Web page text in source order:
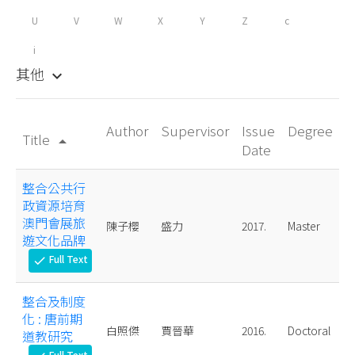
U V W X Y Z c
i
其他 keyboard_arrow_down
Title arrow_drop_up
Author Supervisor
Issue
Date
Degree
整合公共行
政資源培育
澳門會展旅
遊文化品牌
check Full Text
陳子櫻 盛力 2017. Master
整合及制度
化 : 唐前期
道教研究
白照傑 賈晉華 2016. Doctoral